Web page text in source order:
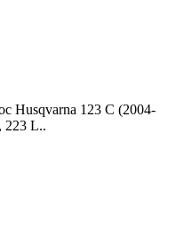
Husqvarna 123 C (2004-
223 L..